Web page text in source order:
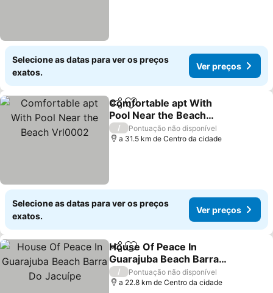
Selecione as datas para ver os preços
exatos.
Ver preços
PartilharAdicionar aos favoritos
Comfortable apt With
Pool Near the Beach
Vrl0002
Ver preços
/
Pontuação não disponível
a 31.5 km de Centro da cidade
Selecione as datas para ver os preços
exatos.
Ver preços
PartilharAdicionar aos favoritos
House Of Peace In
Guarajuba Beach Barra
Do Jacuípe
Ver preços
/
Pontuação não disponível
a 22.8 km de Centro da cidade